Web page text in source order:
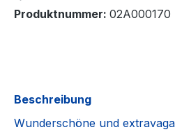
Produktnummer: 02A000170
Beschreibung
Wunderschöne und